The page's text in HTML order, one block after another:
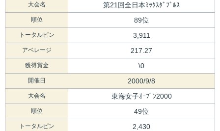
大会名 第21回全日本ﾐｯｸｽﾀﾞﾌﾞﾙｽ
順位 89位
トータルピン 3,911
アベレージ 217.27
獲得賞金 \0
開催日 2000/9/8
大会名 東海女子ｵｰﾌﾟﾝ2000
順位 49位
トータルピン 2,430